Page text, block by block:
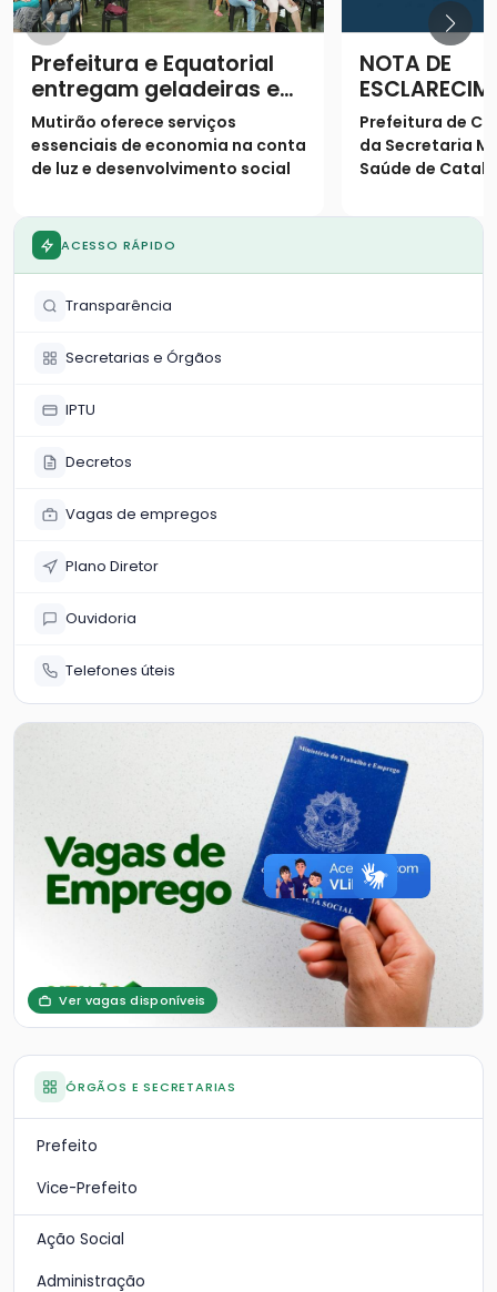
Prefeitura e Equatorial
entregam geladeiras e
prestam serviços à
população
Mutirão oferece serviços
essenciais de economia na conta
de luz e desenvolvimento social
NOTA DE
Prefeitura de
da Secretaria
Saúde de
população
ACESSO RÁPIDO
Transparência
Secretarias e Órgãos
IPTU
Decretos
Vagas de empregos
Plano Diretor
Ouvidoria
Telefones úteis
Ver vagas disponíveis
ÓRGÃOS E SECRETARIAS
Prefeito
Vice-Prefeito
Ação Social
Administração